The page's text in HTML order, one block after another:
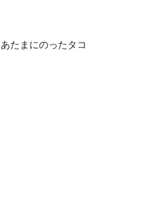
あたまにのったタコ